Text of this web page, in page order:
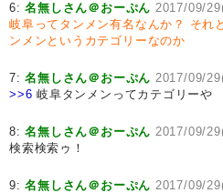
6:名無しさん＠おーぷん 2017/09/
岐阜ってタンメン有名なんか？
それ
ンメンというカテゴリーなのか
7:名無しさん＠おーぷん 2017/09/
>>6 岐阜タンメンってカテゴリーや
8:名無しさん＠おーぷん 2017/09/
検索検索ゥ！
9:名無しさん＠おーぷん 2017/09/